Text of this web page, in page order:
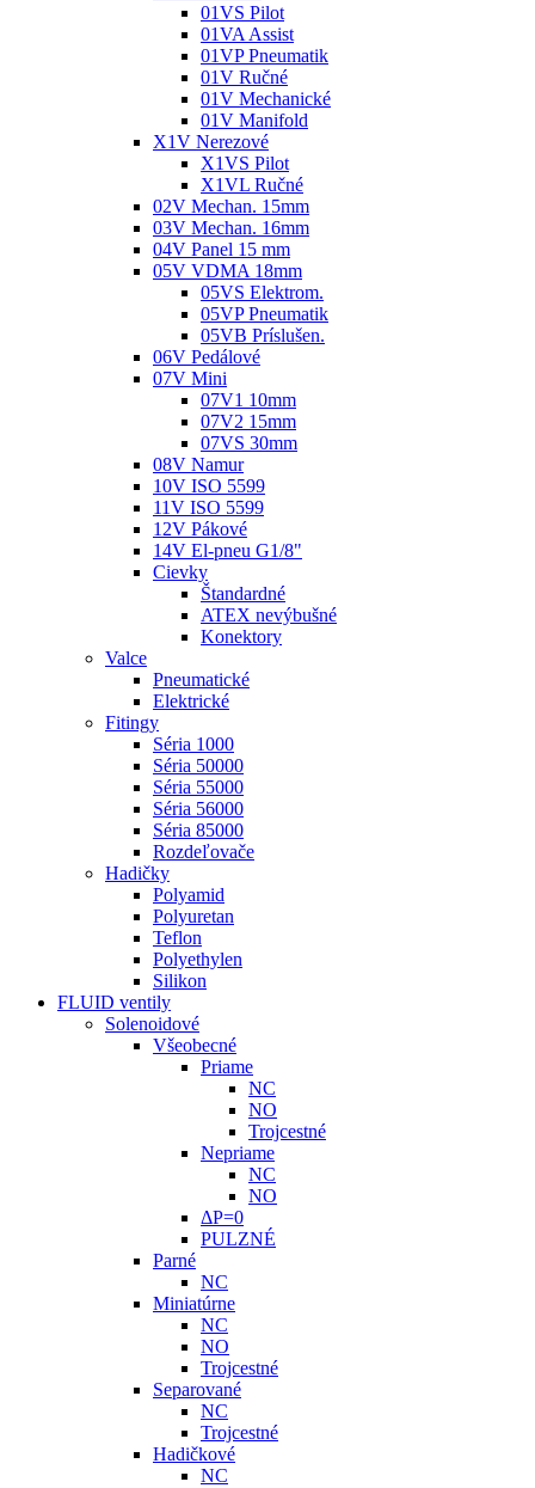
01VS Pilot
01VA Assist
01VP Pneumatik
01V Ručné
01V Mechanické
01V Manifold
X1V Nerezové
X1VS Pilot
X1VL Ručné
02V Mechan. 15mm
03V Mechan. 16mm
04V Panel 15 mm
05V VDMA 18mm
05VS Elektrom.
05VP Pneumatik
05VB Príslušen.
06V Pedálové
07V Mini
07V1 10mm
07V2 15mm
07VS 30mm
08V Namur
10V ISO 5599
11V ISO 5599
12V Pákové
14V El-pneu G1/8"
Cievky
Štandardné
ATEX nevýbušné
Konektory
Valce
Pneumatické
Elektrické
Fitingy
Séria 1000
Séria 50000
Séria 55000
Séria 56000
Séria 85000
Rozdeľovače
Hadičky
Polyamid
Polyuretan
Teflon
Polyethylen
Silikon
FLUID ventily
Solenoidové
Všeobecné
Priame
NC
NO
Trojcestné
Nepriame
NC
NO
ΔP=0
PULZNÉ
Parné
NC
Miniatúrne
NC
NO
Trojcestné
Separované
NC
Trojcestné
Hadičkové
NC